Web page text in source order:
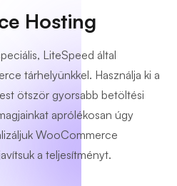
Hosting
LiteSpeed által
tárhelyünkkel. Használja ki a
ötször gyorsabb betöltési
aprólékosan úgy
WooCommerce
a teljesítményt.